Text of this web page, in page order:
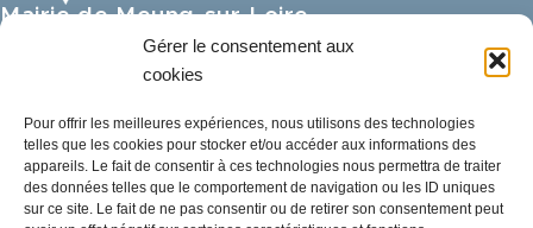
Gérer le consentement aux
cookies
Pour offrir les meilleures expériences, nous utilisons des technologies
telles que les cookies pour stocker et/ou accéder aux informations des
appareils. Le fait de consentir à ces technologies nous permettra de traiter
des données telles que le comportement de navigation ou les ID uniques
sur ce site. Le fait de ne pas consentir ou de retirer son consentement peut
Mairie de Meung-sur-Loire
Mairie,
32 rue du Général de Gaulle,
02 38 46 94 94
mairie@meung-sur-loire.com